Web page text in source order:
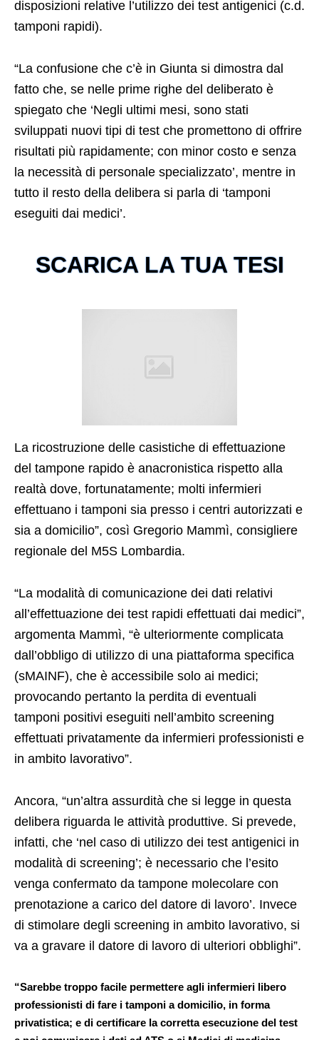
disposizioni relative l’utilizzo dei test antigenici (c.d.
tamponi rapidi).
“La confusione che c’è in Giunta si dimostra dal
fatto che, se nelle prime righe del deliberato è
spiegato che ‘Negli ultimi mesi, sono stati
sviluppati nuovi tipi di test che promettono di offrire
risultati più rapidamente; con minor costo e senza
la necessità di personale specializzato’, mentre in
tutto il resto della delibera si parla di ‘tamponi
eseguiti dai medici’.
SCARICA LA TUA TESI
La ricostruzione delle casistiche di effettuazione
del tampone rapido è anacronistica rispetto alla
realtà dove, fortunatamente; molti infermieri
effettuano i tamponi sia presso i centri autorizzati e
sia a domicilio”, così Gregorio Mammì, consigliere
regionale del M5S Lombardia.
“La modalità di comunicazione dei dati relativi
all’effettuazione dei test rapidi effettuati dai medici”,
argomenta Mammì, “è ulteriormente complicata
dall’obbligo di utilizzo di una piattaforma specifica
(sMAINF), che è accessibile solo ai medici;
provocando pertanto la perdita di eventuali
tamponi positivi eseguiti nell’ambito screening
effettuati privatamente da infermieri professionisti e
in ambito lavorativo”.
Ancora, “un’altra assurdità che si legge in questa
delibera riguarda le attività produttive. Si prevede,
infatti, che ‘nel caso di utilizzo dei test antigenici in
modalità di screening’; è necessario che l’esito
venga confermato da tampone molecolare con
prenotazione a carico del datore di lavoro’. Invece
di stimolare degli screening in ambito lavorativo, si
va a gravare il datore di lavoro di ulteriori obblighi”.
“Sarebbe troppo facile permettere agli infermieri libero
professionisti di fare i tamponi a domicilio, in forma
privatistica; e di certificare la corretta esecuzione del test